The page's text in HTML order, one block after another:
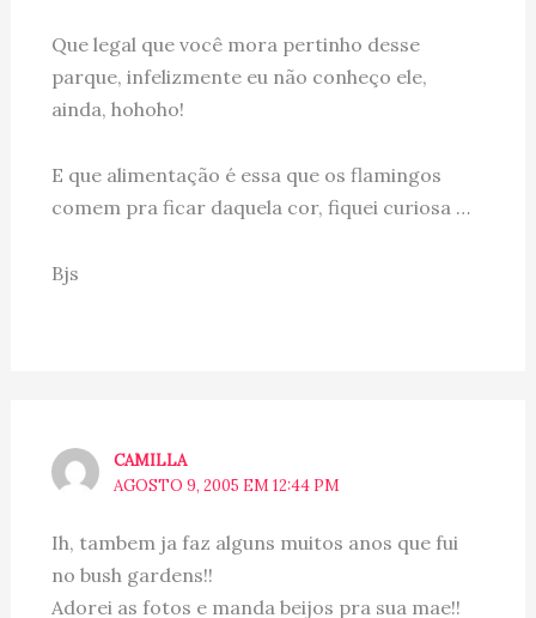
Que legal que você mora pertinho desse
parque, infelizmente eu não conheço ele,
ainda, hohoho!
E que alimentação é essa que os flamingos
comem pra ficar daquela cor, fiquei curiosa …
Bjs
CAMILLA
AGOSTO 9, 2005 EM 12:44 PM
Ih, tambem ja faz alguns muitos anos que fui
no bush gardens!!
Adorei as fotos e manda beijos pra sua mae!!